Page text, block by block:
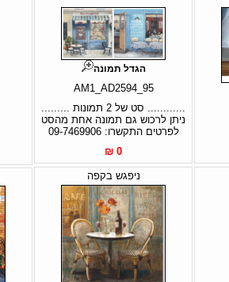
הגדל תמונה
AM1_AD2594_95
............ סט של 2 תמונות .........
ניתן לרכוש גם תמונה אחת מהסט
לפרטים התקשרו: 09-7469906
0 ₪
ניפגש בקפה